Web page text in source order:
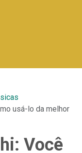
usá-lo da melhor
Você